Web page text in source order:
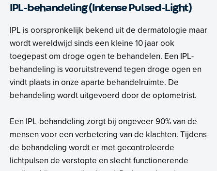
IPL-behandeling (Intense Pulsed-Light)
IPL is oorspronkelijk bekend uit de dermatologie maar
wordt wereldwijd sinds een kleine 10 jaar ook
toegepast om droge ogen te behandelen. Een IPL-
behandeling is vooruitstrevend tegen droge ogen en
vindt plaats in onze aparte behandelruimte. De
behandeling wordt uitgevoerd door de optometrist.
Een IPL-behandeling zorgt bij ongeveer 90% van de
mensen voor een verbetering van de klachten. Tijdens
de behandeling wordt er met gecontroleerde
lichtpulsen de verstopte en slecht functionerende